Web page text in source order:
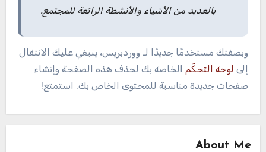
بالعديد من الأشياء والأنشطة الرائعة للمجتمع.
وبصفتك مستخدمًا جديدًا لـ ووردبريس، ينبغي عليك الانتقال
إلى لوحة التحكّم الخاصة بك لحذف هذه الصفحة وإنشاء
صفحات جديدة مناسبة للمحتوى الخاص بك. استمتع!
About Me